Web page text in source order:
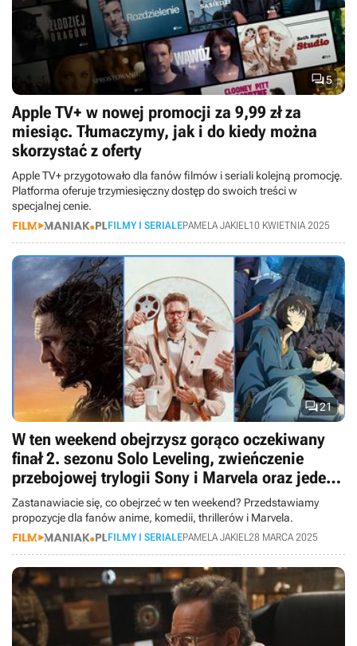
5
Apple TV+ w nowej promocji za 9,99 zł za
miesiąc. Tłumaczymy, jak i do kiedy można
skorzystać z oferty
Apple TV+ przygotowało dla fanów filmów i seriali kolejną promocję.
Platforma oferuje trzymiesięczny dostęp do swoich treści w
specjalnej cenie.
FILMY I SERIALEPAMELA JAKIEL10 KWIETNIA 2025
21
W ten weekend obejrzysz gorąco oczekiwany
finał 2. sezonu Solo Leveling, zwieńczenie
przebojowej trylogii Sony i Marvela oraz jeden
z najlepszych seriali o Hollywood w historii
Zastanawiacie się, co obejrzeć w ten weekend? Przedstawiamy
propozycje dla fanów anime, komedii, thrillerów i Marvela.
FILMY I SERIALEPAMELA JAKIEL28 MARCA 2025